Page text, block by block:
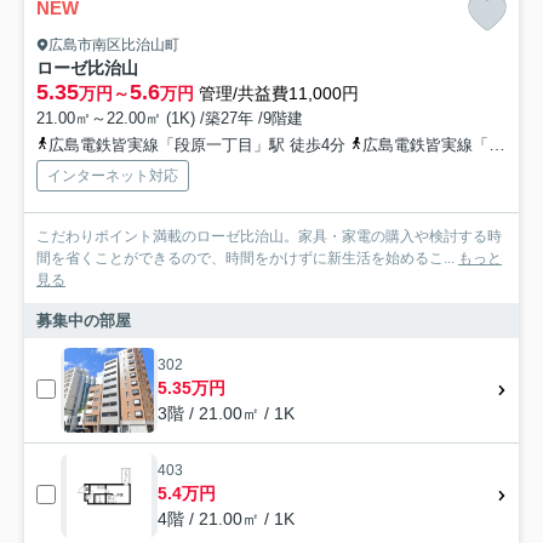
NEW
広島市南区比治山町
ローゼ比治山
5.35万円～5.6万円 管理/共益費11,000円
21.00㎡～22.00㎡ (1K) /築27年 /9階建
広島電鉄皆実線「段原一丁目」駅 徒歩4分
広島電鉄皆実線「比治山下」駅 徒歩4分
インターネット対応
こだわりポイント満載のローゼ比治山。家具・家電の購入や検討する時
間を省くことができるので、時間をかけずに新生活を始めるこ... もっと
見る
募集中の部屋
302
5.35万円
3階 / 21.00㎡ / 1K
403
5.4万円
4階 / 21.00㎡ / 1K